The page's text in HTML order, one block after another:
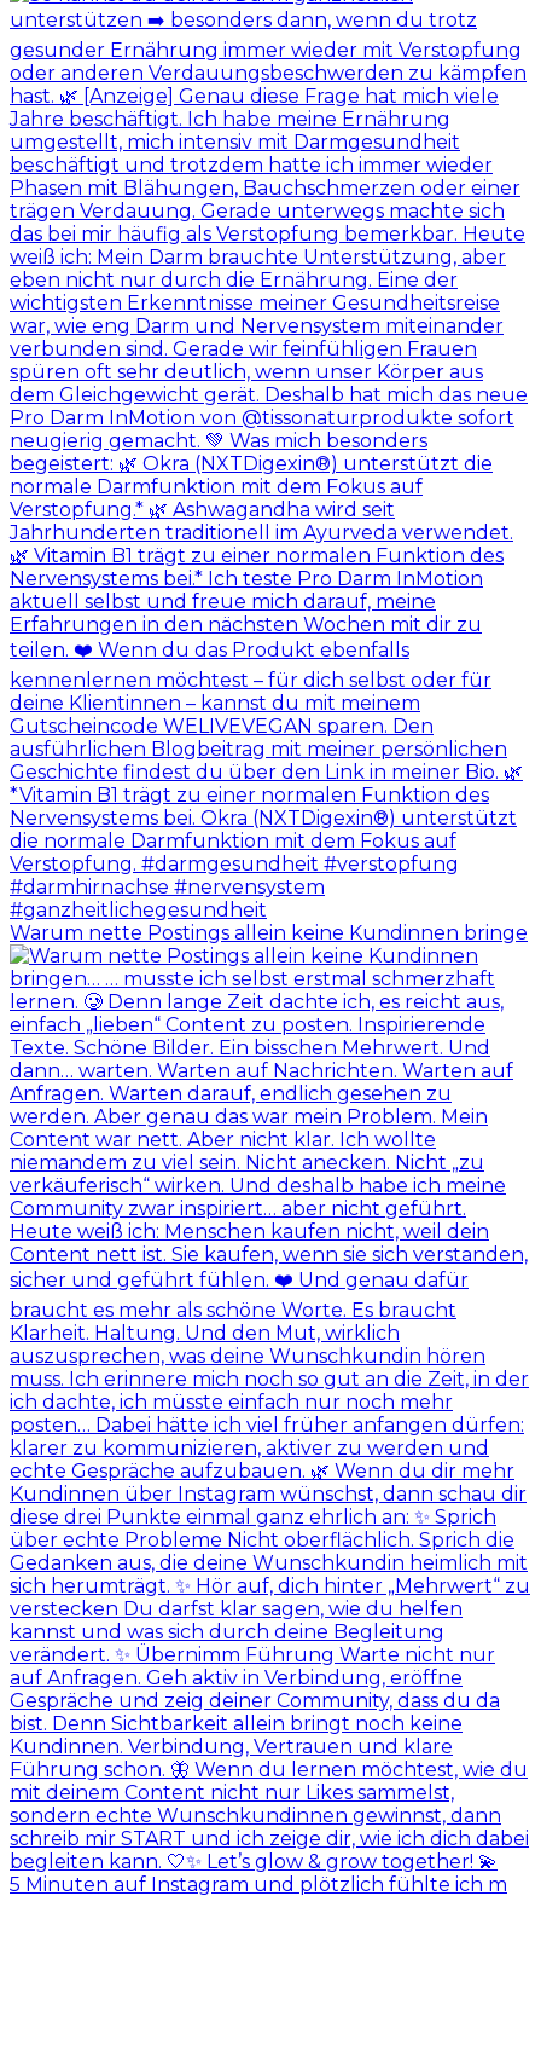
Warum nette Postings allein keine Kundinnen bringe
5 Minuten auf Instagram und plötzlich fühlte ich m